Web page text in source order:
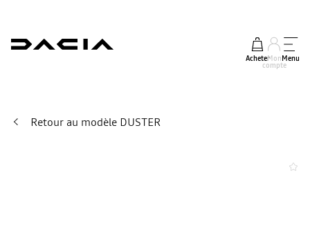
AcheterMon
compte
Menu
Retour au modèle DUSTER